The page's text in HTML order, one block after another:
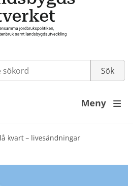
Meny 
kvart – livesändningar